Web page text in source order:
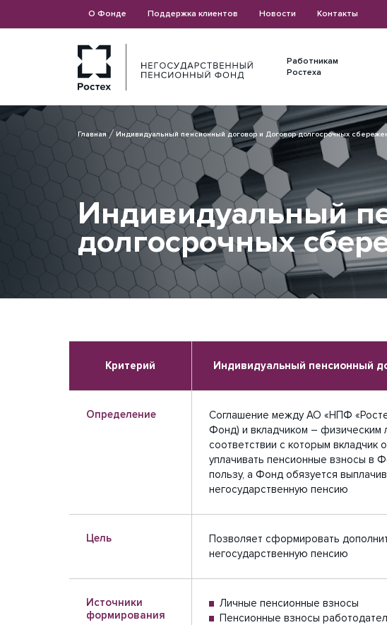
О Фонде Поддержка клиентов Новости Контакты
Работникам
Ростеха
Главная Индивидуальный пенсионный договор и Договор долгосрочных
Индивидуальный
долгосрочных
Критерий Индивидуальный пенсионный
Определение
Соглашение между АО «НПФ
Фонд) и вкладчиком – физическим
соответствии с которым вкладчик
уплачивать пенсионные взносы в
пользу, а Фонд обязуется
негосударственную пенсию
Цель
Позволяет сформировать
негосударственную пенсию
Источники
формирования
Личные пенсионные взносы
Пенсионные взносы